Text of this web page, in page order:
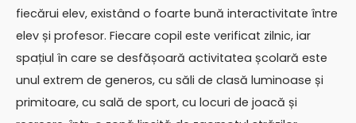
fiecărui elev, existând o foarte bună interactivitate între
elev și profesor. Fiecare copil este verificat zilnic, iar
spațiul în care se desfășoară activitatea școlară este
unul extrem de generos, cu săli de clasă luminoase și
primitoare, cu sală de sport, cu locuri de joacă și